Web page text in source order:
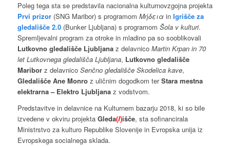
Poleg tega sta se predstavila nacionalna kulturnovzgojna projekta
Prvi prizor (SNG Maribor) s programom Μήδειαin Igrišče za
gledališče 2.0(Bunker Ljubljana) s programom Šola v kulturi.
Spremljevalni program za otroke in mladino pa so sooblikovali
Lutkovno gledališče Ljubljanaz delavnico Martin Krpan in 70
let Lutkovnega gledališča Ljubljana, Lutkovno gledališče
Mariborz delavnico Senčno gledališče Skodelica kave,
Gledališče Ane Monroz uličnim dogodkom terStara mestna
elektrarna – Elektro Ljubljanaz vodstvom.
Predstavitve in delavnice na Kulturnem bazarju 2018, ki so bile
izvedene v okviru projekta Gleda(l)išče, sta sofinancirala
Ministrstvo za kulturo Republike Slovenije in Evropska unija iz
Evropskega socialnega sklada.